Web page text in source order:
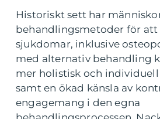
Historiskt sett har
behandlingsmetoder för att
sjukdomar, inklusive
med alternativ behandling
mer holistisk och individuell
samt en ökad känsla av
engagemang i den egna